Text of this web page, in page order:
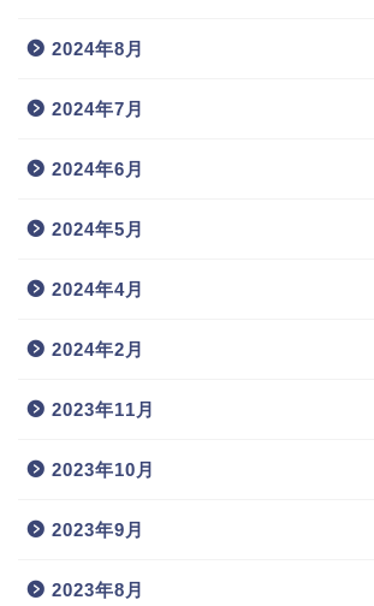
2024年8月
2024年7月
2024年6月
2024年5月
2024年4月
2024年2月
2023年11月
2023年10月
2023年9月
2023年8月